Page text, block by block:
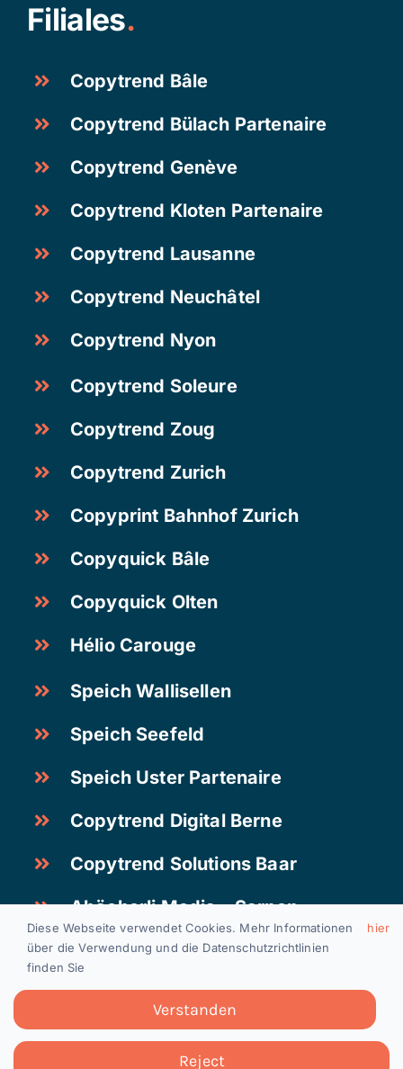
Filiales.
Copytrend Bâle
Copytrend Bülach Partenaire
Copytrend Genève
Copytrend Kloten Partenaire
Copytrend Lausanne
Copytrend Neuchâtel
Copytrend Nyon
Copytrend Soleure
Copytrend Zoug
Copytrend Zurich
Copyprint Bahnhof Zurich
Copyquick Bâle
Copyquick Olten
Hélio Carouge
Speich Wallisellen
Speich Seefeld
Speich Uster Partenaire
Copytrend Digital Berne
Copytrend Solutions Baar
Abächerli Media – Sarnen
Copyright 2024
Postes vacants
données
Diese Webseite verwendet Cookies. Mehr Informationen
über die Verwendung und die Datenschutzrichtlinien
finden Sie
hier
Verstanden
Reject